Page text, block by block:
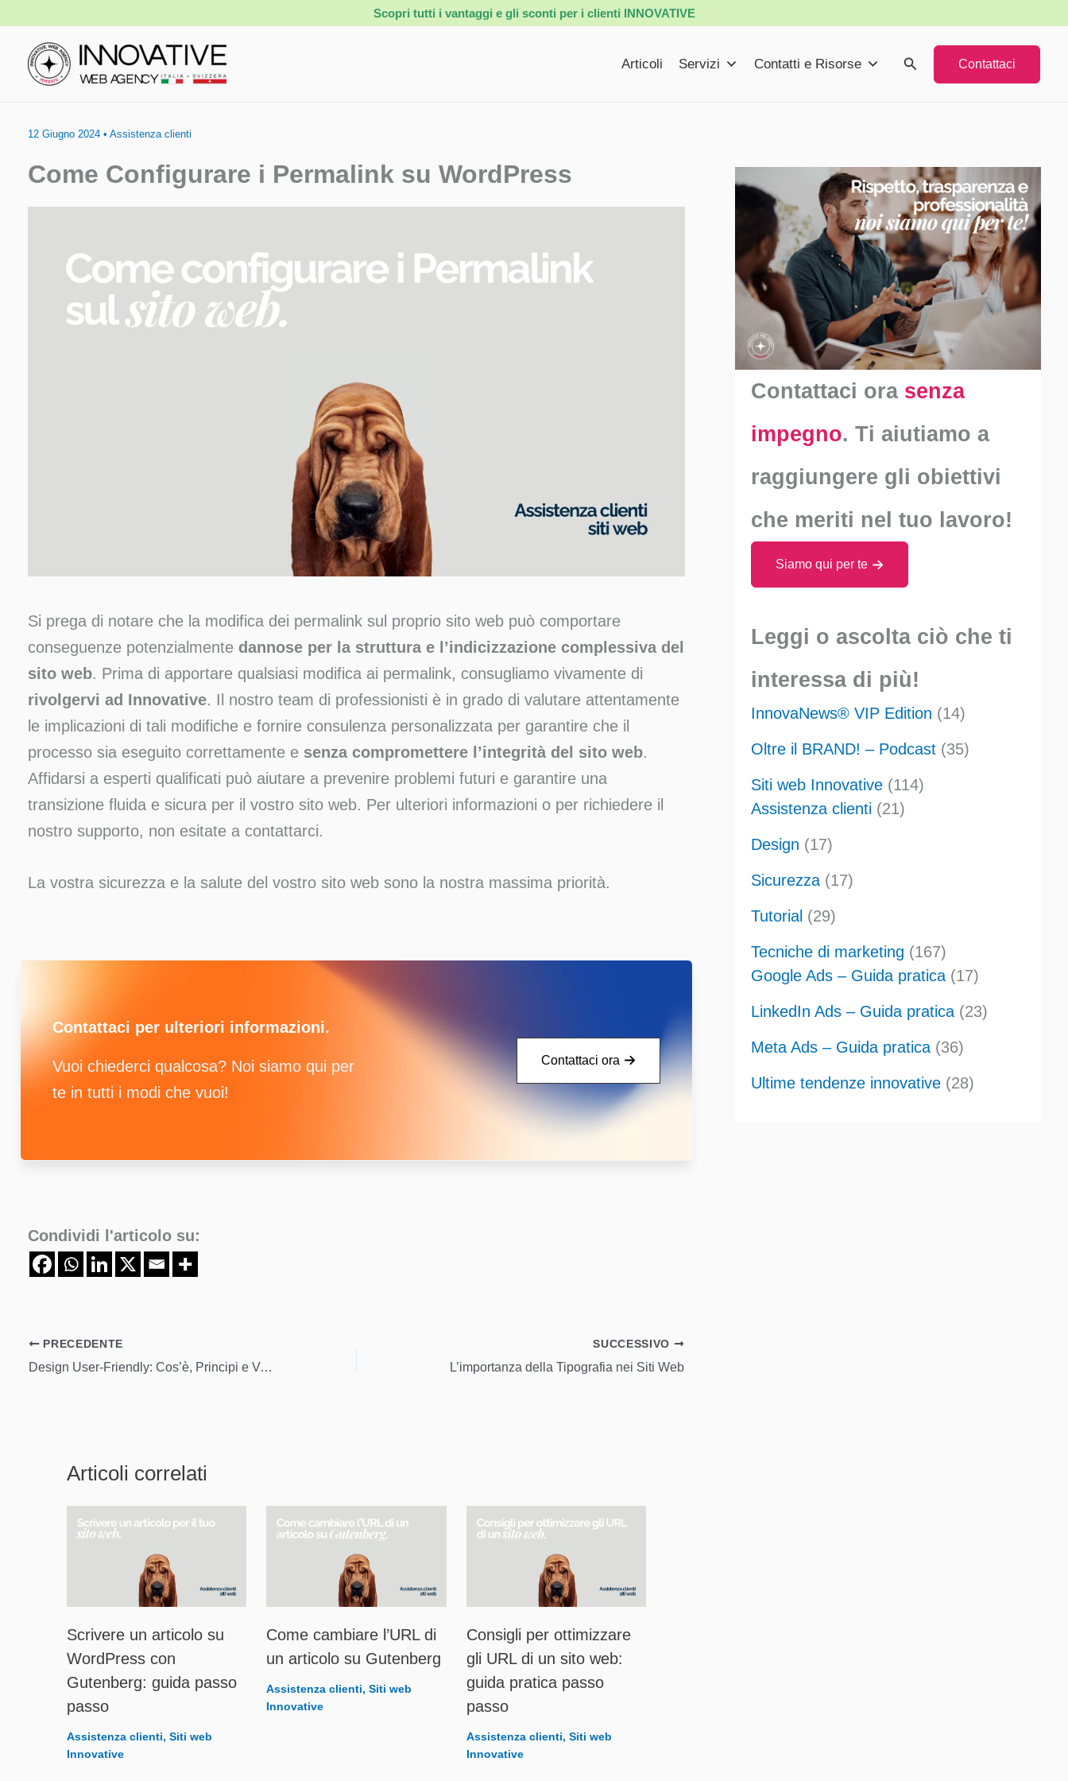
contenuto
Scopri tutti i vantaggi e gli sconti per i clienti INNOVATIVE
Articoli Servizi Contatti e Risorse Cerca Contattaci
12 Giugno 2024 • Assistenza clienti
Come Configurare i Permalink su WordPress
Si prega di notare che la modifica dei permalink sul proprio sito web può comportare
conseguenze potenzialmente dannose per la struttura e l’indicizzazione complessiva del
sito web. Prima di apportare qualsiasi modifica ai permalink, consugliamo vivamente di
rivolgervi ad Innovative. Il nostro team di professionisti è in grado di valutare attentamente
le implicazioni di tali modifiche e fornire consulenza personalizzata per garantire che il
processo sia eseguito correttamente e senza compromettere l’integrità del sito web.
Affidarsi a esperti qualificati può aiutare a prevenire problemi futuri e garantire una
transizione fluida e sicura per il vostro sito web. Per ulteriori informazioni o per richiedere il
nostro supporto, non esitate a contattarci.
La vostra sicurezza e la salute del vostro sito web sono la nostra massima priorità.
Contattaci per ulteriori informazioni.
Vuoi chiederci qualcosa? Noi siamo qui per
te in tutti i modi che vuoi!
Contattaci ora
Condividi l'articolo su:
PRECEDENTE
Design User-Friendly: Cos’è, Principi e Vantaggi
SUCCESSIVO
L’importanza della Tipografia nei Siti Web
Articoli correlati
Scrivere un articolo su
WordPress con
Gutenberg: guida passo
passo
Assistenza clienti, Siti web
Innovative
Come cambiare l’URL di
un articolo su Gutenberg
Assistenza clienti,Siti web
Innovative
Consigli per ottimizzare
gli URL di un sito web:
guida pratica passo
passo
Assistenza clienti, Siti web
Innovative
Contattaci ora senza
impegno. Ti aiutiamo a
raggiungere gli obiettivi
che meriti nel tuo lavoro!
Siamo qui per te
Leggi o ascolta ciò che ti
interessa di più!
InnovaNews® VIP Edition (14)
Oltre il BRAND! – Podcast (35)
Siti web Innovative (114)
Assistenza clienti (21)
Design (17)
Sicurezza(17)
Tutorial (29)
Tecniche di marketing (167)
Google Ads – Guida pratica(17)
LinkedIn Ads – Guida pratica(23)
Meta Ads – Guida pratica(36)
Ultime tendenze innovative (28)